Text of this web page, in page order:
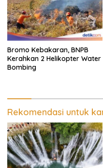
Bromo Kebakaran, BNPB
Kerahkan 2 Helikopter Water
Bombing
Rekomendasi untuk